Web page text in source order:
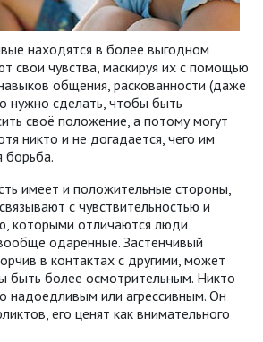
находятся в более выгодном
свои чувства, маскируя их с помощью
общения, раскованности (даже
нужно сделать, чтобы быть
своё положение, а потому могут
никто и не догадается, чего им
борьба.
имеет и положительные стороны,
с чувствительностью и
которыми отличаются люди
одарённые. Застенчивый
в контактах с другими, может
быть более осмотрительным. Никто
надоедливым или агрессивным. Он
его ценят как внимательного